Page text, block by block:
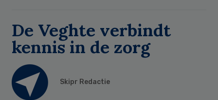
De Veghte verbindt
kennis in de zorg
Skipr Redactie